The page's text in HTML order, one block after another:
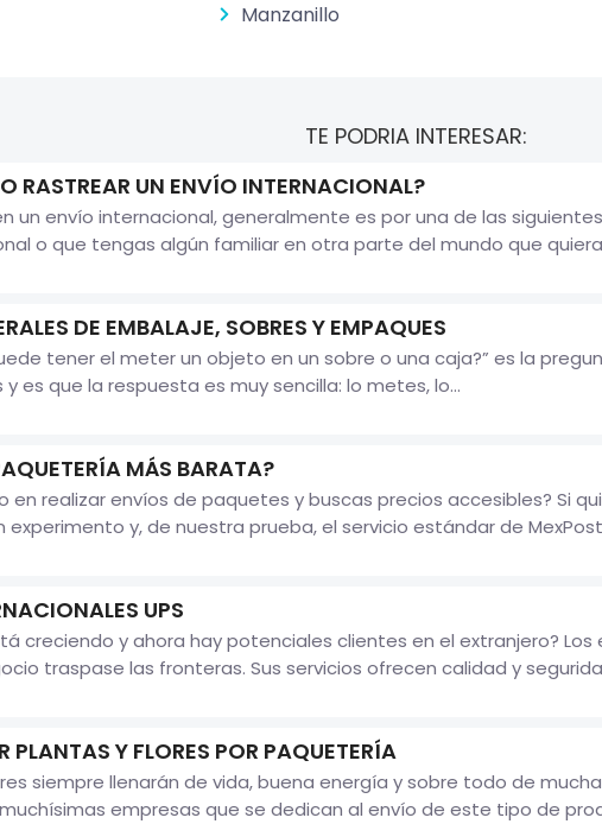
Manzanillo
TE PODRIA INTERESAR:
RASTREAR UN ENVÍO INTERNACIONAL?
un envío internacional, generalmente es por una de las
o que tengas algún familiar en otra parte del mundo que
DE EMBALAJE, SOBRES Y EMPAQUES
tener el meter un objeto en un sobre o una caja?” es la
es que la respuesta es muy sencilla: lo metes, lo...
MÁS BARATA?
en realizar envíos de paquetes y buscas precios accesibles? Si
experimento y, de nuestra prueba, el servicio estándar de
UPS
creciendo y ahora hay potenciales clientes en el extranjero?
traspase las fronteras. Sus servicios ofrecen calidad y
PLANTAS Y FLORES POR PAQUETERÍA
siempre llenarán de vida, buena energía y sobre todo de
empresas que se dedican al envío de este tipo de